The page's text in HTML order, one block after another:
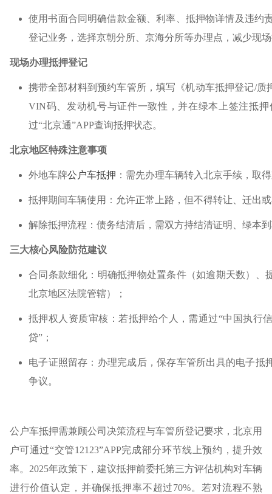
使用书面合同明确借款金额、利率、抵押物详情及违约
登记业务，选择京朝分所、京海分所等办理点，减少现
现场办理抵押登记
携带全部材料到预约车管所，填写《机动车抵押登记/
VIN码、发动机号与证件一致性，并在绿本上签注抵
过“北京通”APP查询抵押状态。
北京地区特殊注意事项
外地车牌公户车抵押 ：需先办理车辆转入北京手续，取
抵押期间车辆使用：允许正常上路，但不得转让、迁出
解除抵押流程：债务结清后，需双方持结清证明、绿本
三大核心风险防范建议
合同条款细化：明确抵押物处置条件（如逾期天数）
北京地区法院管辖）；
抵押权人资质审核：若抵押给个人，需通过“中国执行
贷”；
电子证照留存：办理完成后，保存车管所出具的电子
争议。
公户车抵押需兼顾公司决策流程与车管所登记要求，北京用
户可通过“交管12123”APP完成部分环节线上预约，提升效
率。2025年政策下，建议抵押前委托第三方评估机构对车辆
进行价值认定，并确保抵押率不超过70%。若对流程不熟